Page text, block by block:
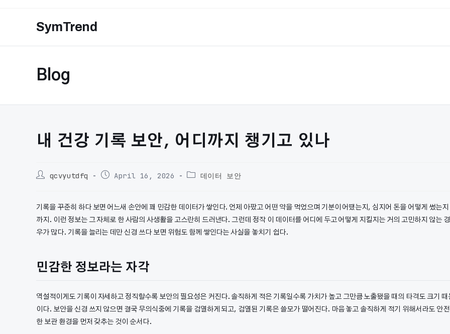
SymTrend
Blog
내 건강 기록 보안, 어디까지 챙기고 있나
Postqcvyutdfq
PostApril 16, 2026
Post데이터 보안
기록을 꾸준히 하다 보면 어느새 손안에 꽤 민감한 데이터가 쌓인다. 언제 아팠고 어떤 약을 먹었으며 기분이 어땠는지, 심지어 돈을 어떻게 썼는지
까지. 이런 정보는 그 자체로 한 사람의 사생활을 고스란히 드러낸다. 그런데 정작 이 데이터를 어디에 두고 어떻게 지킬지는 거의 고민하지 않는 경
우가 많다. 기록을 늘리는 데만 신경 쓰다 보면 위험도 함께 쌓인다는 사실을 놓치기 쉽다.
민감한 정보라는 자각
역설적이게도 기록이 자세하고 정직할수록 보안의 필요성은 커진다. 솔직하게 적은 기록일수록 가치가 높고 그만큼 노출됐을 때의 타격도 크기 때
이다. 보안을 신경 쓰지 않으면 결국 무의식중에 기록을 검열하게 되고, 검열된 기록은 쓸모가 떨어진다. 마음 놓고 솔직하게 적기 위해서라도 안전
한 보관 환경을 먼저 갖추는 것이 순서다.